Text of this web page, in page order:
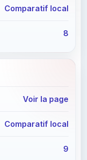
Comparatif local
8
Voir la page
Comparatif local
9